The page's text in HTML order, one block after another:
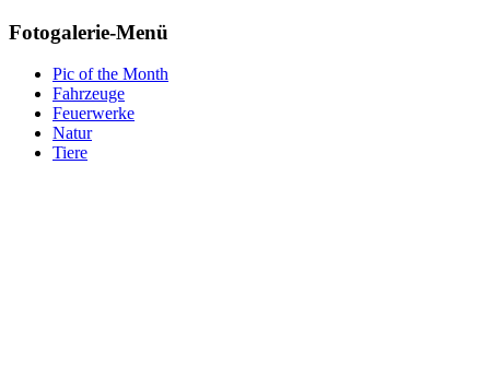
Fotogalerie-Menü
Pic of the Month
Fahrzeuge
Feuerwerke
Natur
Tiere